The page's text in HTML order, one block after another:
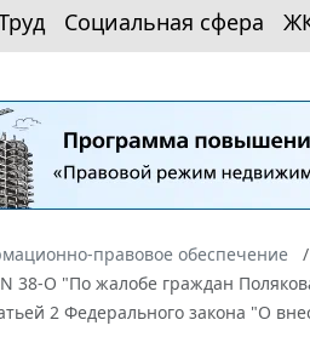
Социальная сфера
правовое обеспечение
N 38-О "По жалобе граждан
2 Федерального закона "О